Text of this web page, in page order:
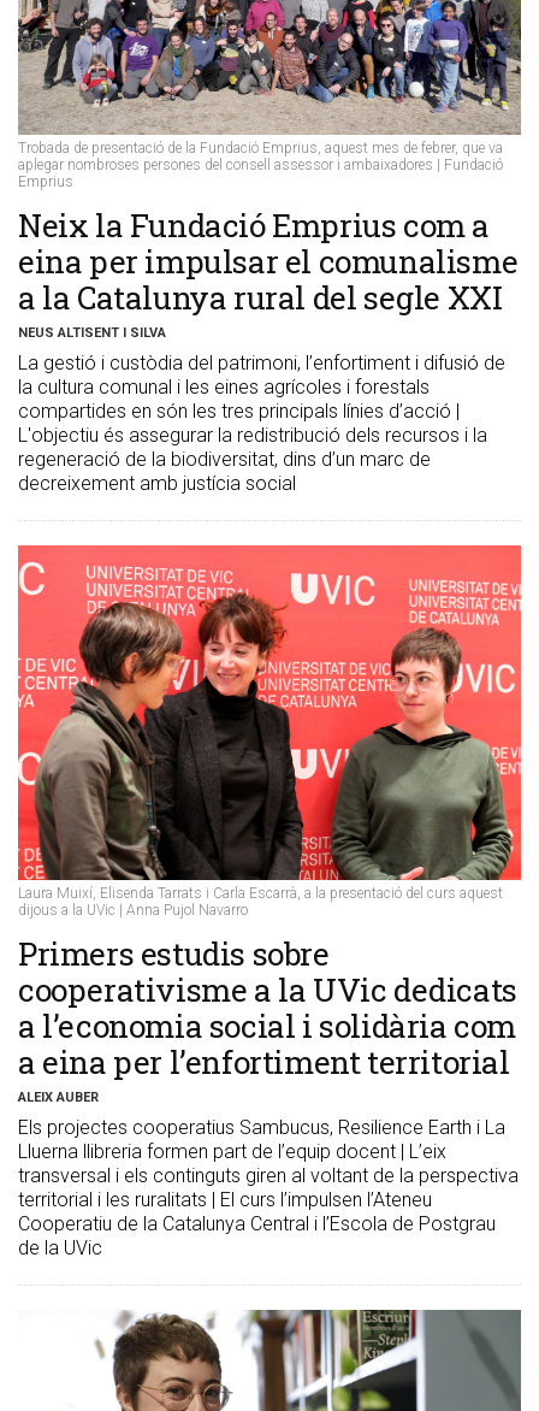
Trobada de presentació de la Fundació Emprius, aquest mes de febrer, que va
aplegar nombroses persones del consell assessor i ambaixadores | Fundació
Emprius
Neix la Fundació Emprius com a
eina per impulsar el comunalisme
a la Catalunya rural del segle XXI
NEUS ALTISENT I SILVA
La gestió i custòdia del patrimoni, l’enfortiment i difusió de
la cultura comunal i les eines agrícoles i forestals
compartides en són les tres principals línies d’acció |
L'objectiu és assegurar la redistribució dels recursos i la
regeneració de la biodiversitat, dins d’un marc de
decreixement amb justícia social
Laura Muixí, Elisenda Tarrats i Carla Escarrà, a la presentació del curs aquest
dijous a la UVic | Anna Pujol Navarro
Primers estudis sobre
cooperativisme a la UVic dedicats
a l’economia social i solidària com
a eina per l’enfortiment territorial
ALEIX AUBER
Els projectes cooperatius Sambucus, Resilience Earth i La
Lluerna llibreria formen part de l’equip docent | L’eix
transversal i els continguts giren al voltant de la perspectiva
territorial i les ruralitats | El curs l’impulsen l’Ateneu
Cooperatiu de la Catalunya Central i l’Escola de Postgrau
de la UVic